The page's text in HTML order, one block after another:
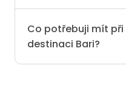
Co potřebuji mít
destinaci Bari?